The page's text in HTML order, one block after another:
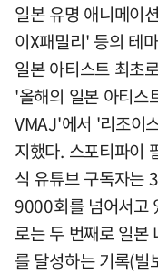
일본 유명 애니메이
이X패밀리' 등의 테
일본 아티스트 최초
'올해의 일본 아티스
VMAJ'에서 '리조이
지했다. 스포티파이
식 유튜브 구독자는
9000회를 넘어서고
로는 두 번째로 일본
를 달성하는 기록(빌